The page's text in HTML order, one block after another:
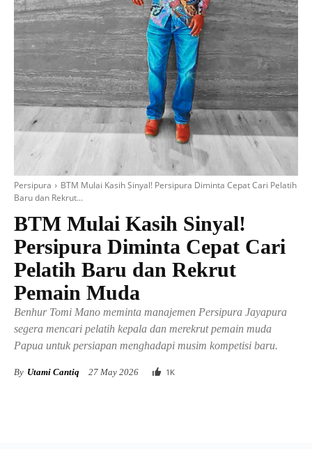
Persipura
BTM Mulai Kasih Sinyal! Persipura Diminta Cepat Cari Pelatih
Baru dan Rekrut...
BTM Mulai Kasih Sinyal!
Persipura Diminta Cepat Cari
Pelatih Baru dan Rekrut
Pemain Muda
Benhur Tomi Mano meminta manajemen Persipura Jayapura
segera mencari pelatih kepala dan merekrut pemain muda
Papua untuk persiapan menghadapi musim kompetisi baru.
By Utami Cantiq 27 May 2026 1 K